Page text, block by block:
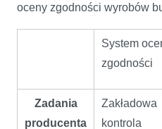
oceny zgodności wyrobów
System
zgodności
Zadania
producenta
Zakładowa
kontrola